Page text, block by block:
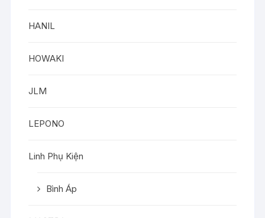
HANIL
HOWAKI
JLM
LEPONO
Linh Phụ Kiện
Bình Áp